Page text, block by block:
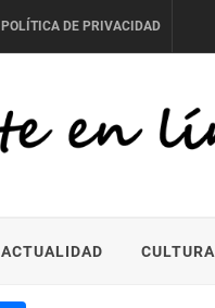
POLÍTICA DE PRIVACIDAD
ACTUALIDAD CULTURA